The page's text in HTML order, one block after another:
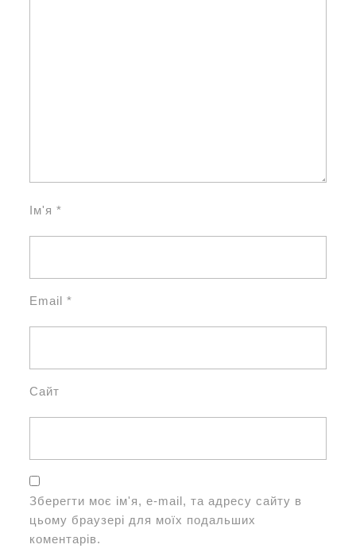
Ім'я *
Email *
Сайт
Зберегти моє ім'я, e-mail, та адресу сайту в
цьому браузері для моїх подальших
коментарів.